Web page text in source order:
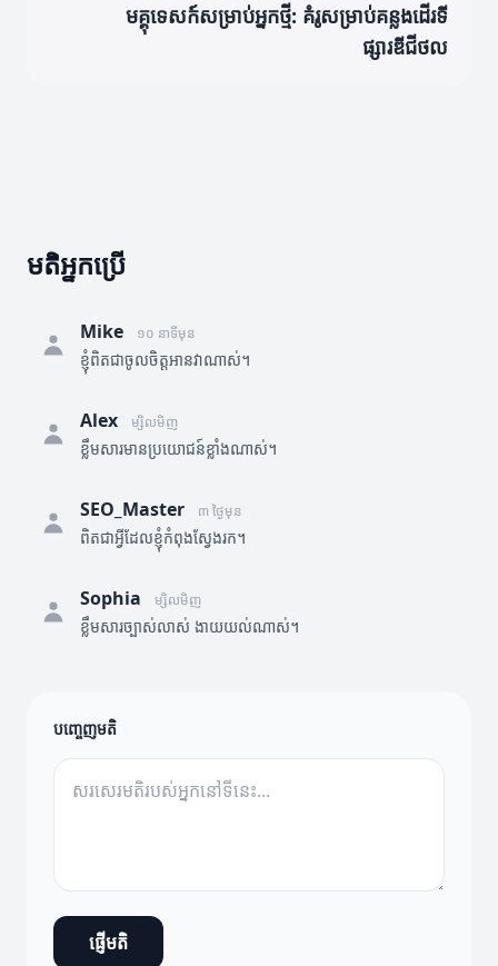
មគ្គុទេសក៍សម្រាប់អ្នកថ្មី: គំរូសម្រាប់គន្លងដើរទី
ផ្សារឌីជីថល
មតិអ្នកប្រើ
Mike ១០ នាទីមុន
ខ្ញុំពិតជាចូលចិត្តអានវាណាស់។
Alex ម្សិលមិញ
ខ្លឹមសារមានប្រយោជន៍ខ្លាំងណាស់។
SEO_Master ៣ ថ្ងៃមុន
ពិតជាអ្វីដែលខ្ញុំកំពុងស្វែងរក។
Sophia ម្សិលមិញ
ខ្លឹមសារច្បាស់លាស់ ងាយយល់ណាស់។
បញ្ចេញមតិ
ផ្ញើមតិ